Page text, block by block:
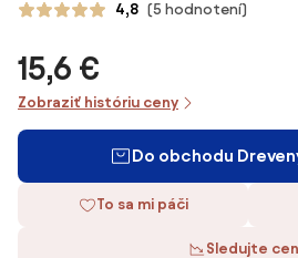
4,8 (5 hodnotení)
15,6 €
Zobraziť históriu ceny
Do obchodu
To sa mi páči
Sledujte